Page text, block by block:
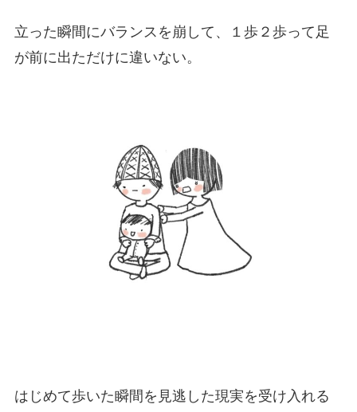
立った瞬間にバランスを崩して、１歩２歩って足
が前に出ただけに違いない。
はじめて歩いた瞬間を見逃した現実を受け入れる